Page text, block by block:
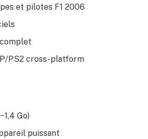
et pilotes F1 2006
PS2 cross-platform
Go)
puissant